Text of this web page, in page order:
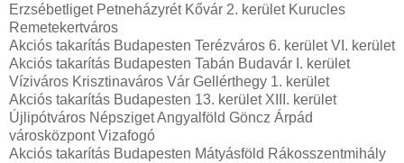
Erzsébetliget Petneházyrét Kővár 2. kerület Kurucles
Remetekertváros
Akciós takarítás Budapesten Terézváros 6. kerület VI. kerület
Akciós takarítás Budapesten Tabán Budavár I. kerület
Víziváros Krisztinaváros Vár Gellérthegy 1. kerület
Akciós takarítás Budapesten 13. kerület XIII. kerület
Újlipótváros Népsziget Angyalföld Göncz Árpád
városközpont Vizafogó
Akciós takarítás Budapesten Mátyásföld Rákosszentmihály